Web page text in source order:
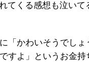
てくる感想も泣いて
「かわいそうでしょ
すよ」というお金持